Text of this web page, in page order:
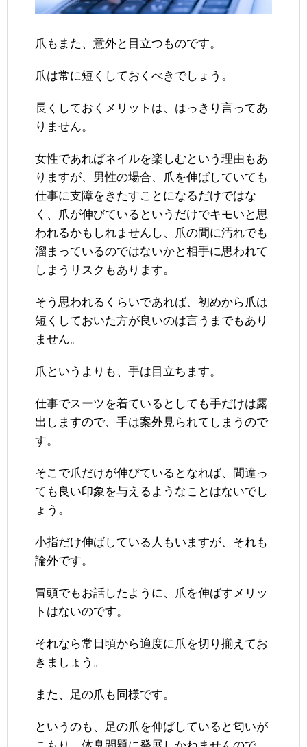
爪もまた、意外と目立つものです。
爪は常に短くしておくべきでしょう。
長くしておくメリットは、はっきり言ってあ
りません。
女性であればネイルを楽しむという理由もあ
りますが、男性の場合、爪を伸ばしていても
仕事に支障をきたすことになるだけではな
く、爪が伸びているというだけでキモいと思
われるかもしれませんし、爪の間に汚れでも
溜まっているのではないかと相手に思われて
しまうリスクもあります。
そう思われるくらいであれば、初めから爪は
短くしておいた方が良いのは言うまでもあり
ません。
爪というよりも、手は目立ちます。
仕事でスーツを着ているとしても手だけは露
出しますので、手は案外見られてしまうので
す。
そこで爪だけが伸びているとなれば、間違っ
ても良い印象を与えるようなことはないでし
ょう。
小指だけ伸ばしている人もいますが、それも
論外です。
冒頭でもお話したように、爪を伸ばすメリッ
トはないのです。
それなら常日頃から適度に爪を切り揃えてお
きましょう。
また、足の爪も同様です。
というのも、足の爪を伸ばしていると匂いが